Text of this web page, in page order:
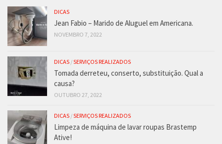
DICAS
Jean Fabio – Marido de Aluguel em Americana.
NOVEMBRO 7, 2022
DICAS /SERVIÇOS REALIZADOS
Tomada derreteu, conserto, substituição. Qual a
causa?
OUTUBRO 27, 2022
DICAS /SERVIÇOS REALIZADOS
Limpeza de máquina de lavar roupas Brastemp
Ative!